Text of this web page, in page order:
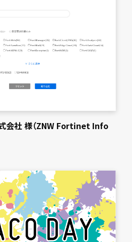
会社 様（ZNW Fortinet Info